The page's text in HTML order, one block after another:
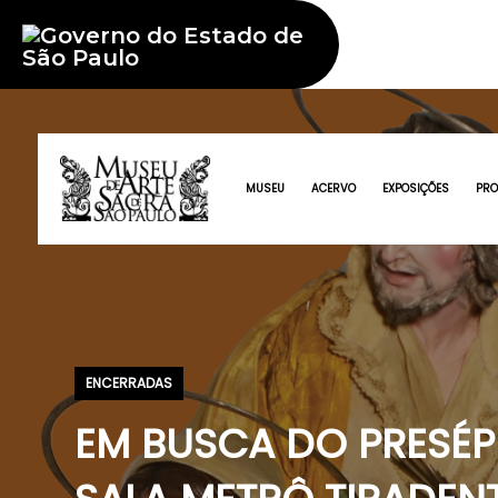
MUSEU ACERVO EXPOSIÇÕES
ENCERRADAS
EM BUSCA DO